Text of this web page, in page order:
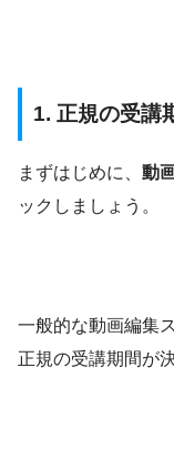
1. 正規の受講
まずはじめに、 動
ックしましょう。
一般的な動画編集
正規の受講期間が